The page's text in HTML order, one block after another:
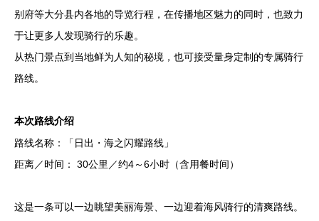
别府等大分县内各地的导览行程，在传播地区魅力的同时，也致力
于让更多人发现骑行的乐趣。
从热门景点到当地鲜为人知的秘境，也可接受量身定制的专属骑行
路线。
本次路线介绍
路线名称：「日出・海之闪耀路线」
距离／时间： 30公里／约4～6小时（含用餐时间）
这是一条可以一边眺望美丽海景、一边迎着海风骑行的清爽路线。